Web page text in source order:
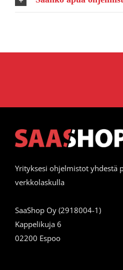
Yrityksesi ohjelmistot yhdestä
verkkolaskulla
SaaShop Oy (2918004-1)
Kappelikuja 6
02200 Espoo